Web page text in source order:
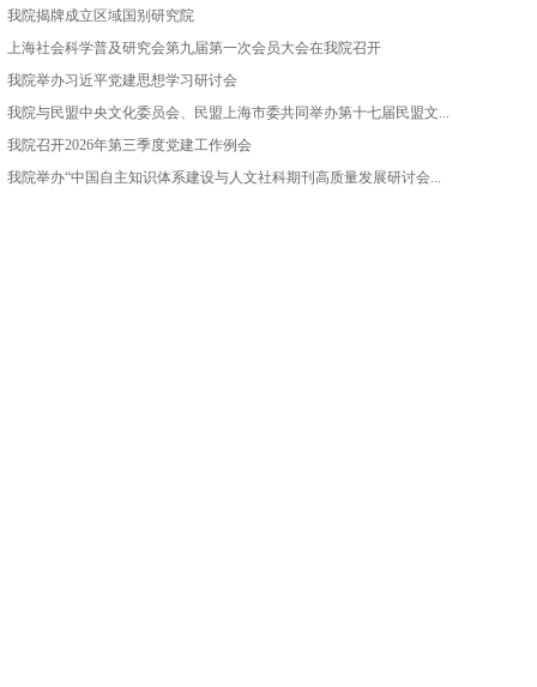
我院揭牌成立区域国别研究院
上海社会科学普及研究会第九届第一次会员大会在我院召开
我院举办习近平党建思想学习研讨会
我院与民盟中央文化委员会、民盟上海市委共同举办第十七届民盟文...
我院召开2026年第三季度党建工作例会
我院举办“中国自主知识体系建设与人文社科期刊高质量发展研讨会...